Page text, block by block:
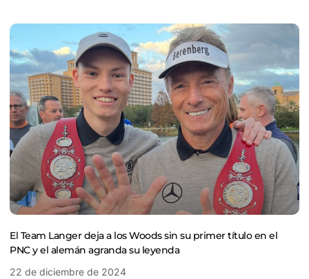
El Team Langer deja a los Woods sin su primer título en el
PNC y el alemán agranda su leyenda
22 de diciembre de 2024